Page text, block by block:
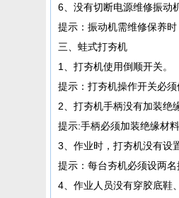
6、没有切断电源维修振动
提示：振动机需维修保养时
三、蛙式打夯机
1、打夯机使用倒顺开关。
提示：打夯机操作开关必
2、打夯机手柄没有加装绝
提示:手柄必须加装绝缘材料
3、作业时，打夯机没有设
提示：每台夯机必须设两
4、作业人员没有穿胶底鞋